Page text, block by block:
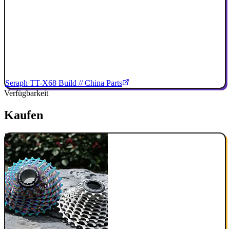
Seraph TT-X68 Build // China Parts
Verfügbarkeit
Kaufen